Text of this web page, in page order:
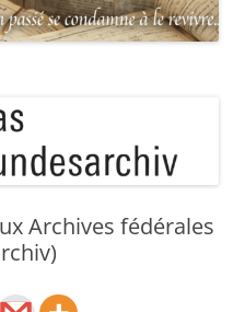
Archives fédérales